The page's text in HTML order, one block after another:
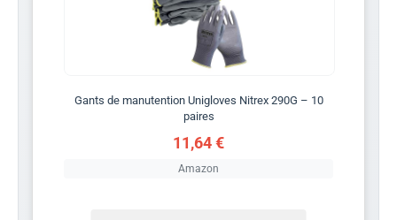
Gants de manutention Unigloves Nitrex 290G – 10
paires
11,64 €
Amazon